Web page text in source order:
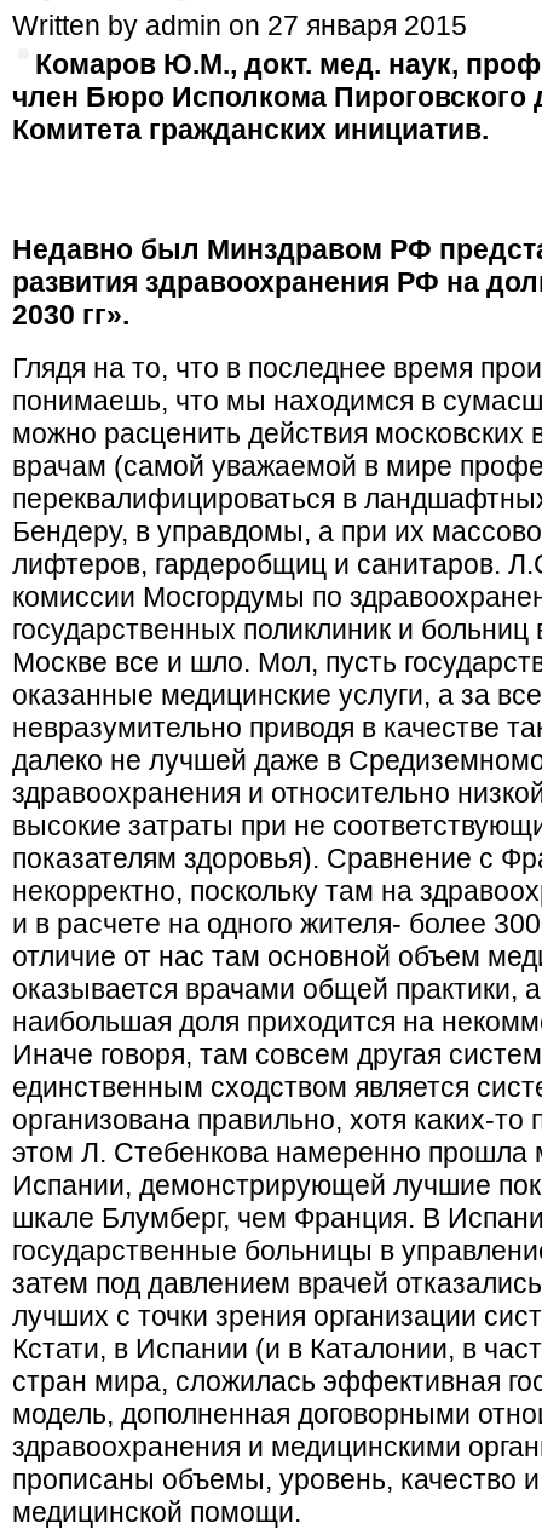
Written by admin on 27 января 2015
Комаров Ю.М., докт. мед. наук,
член Бюро Исполкома Пироговского
Комитета гражданских инициатив.
Недавно был Минздравом РФ
развития здравоохранения РФ на
2030 гг».
Глядя на то, что в последнее время
понимаешь, что мы находимся в
можно расценить действия московских
врачам (самой уважаемой в мире
переквалифицироваться в
Бендеру, в управдомы, а при их
лифтеров, гардеробщиц и санитаров.
комиссии Мосгордумы по
государственных поликлиник и
Москве все и шло. Мол, пусть
оказанные медицинские услуги, а за
невразумительно приводя в качестве
далеко не лучшей даже в
здравоохранения и относительно
высокие затраты при не
показателям здоровья). Сравнение с
некорректно, поскольку там на
и в расчете на одного жителя- более
отличие от нас там основной объем
оказывается врачами общей практики,
наибольшая доля приходится на
Иначе говоря, там совсем другая
единственным сходством является
организована правильно, хотя каких-то
этом Л. Стебенкова намеренно прошла
Испании, демонстрирующей лучшие
шкале Блумберг, чем Франция. В
государственные больницы в
затем под давлением врачей
лучших с точки зрения организации
Кстати, в Испании (и в Каталонии, в
стран мира, сложилась эффективная
модель, дополненная договорными
здравоохранения и медицинскими
прописаны объемы, уровень, качество
медицинской помощи.